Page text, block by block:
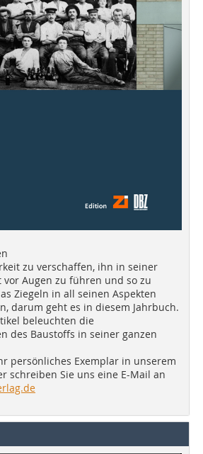
zu verschaffen, ihn in seiner
Augen zu führen und so zu
Ziegeln in all seinen Aspekten
darum geht es in diesem Jahrbuch.
beleuchten die
des Baustoffs in seiner ganzen
persönliches Exemplar in unserem
schreiben Sie uns eine E-Mail an